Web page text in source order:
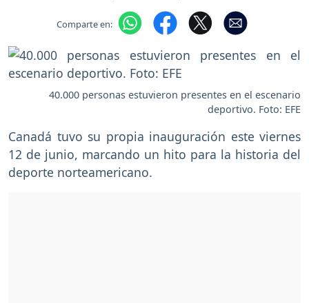
Comparte en:
40.000 personas estuvieron presentes en el escenario
deportivo. Foto: EFE
Canadá tuvo su propia inauguración este viernes
12 de junio, marcando un hito para la historia del
deporte norteamericano.